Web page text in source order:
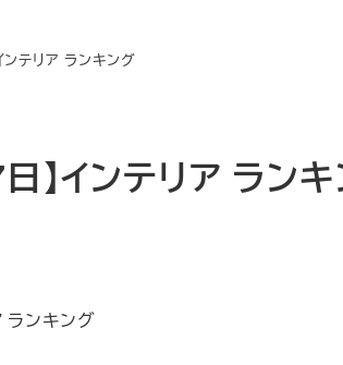
ンテリア ランキング
】インテリア ラン
ランキング